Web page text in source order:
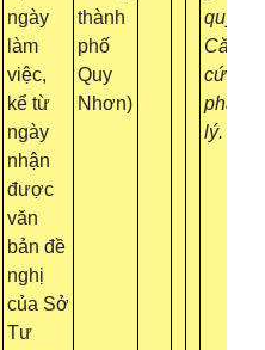
ngày
làm
việc,
kể từ
ngày
nhận
được
văn
bản đề
nghị
của Sở
Tư
thành
phố
Quy
Nhơn)
quyết;
Căn
cứ
pháp
lý.